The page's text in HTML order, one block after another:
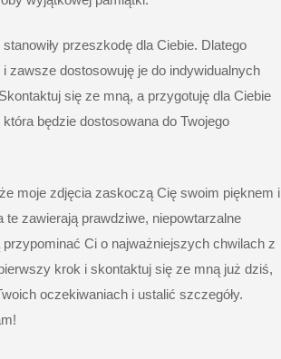
przeszkodę dla Ciebie. Dlatego
zawsze dostosowuję je do indywidualnych
się ze mną, a przygotuję dla Ciebie
będzie dostosowana do Twojego
moje zdjęcia zaskoczą Cię swoim pięknem i
te zawierają prawdziwe, niepowtarzalne
Ci o najważniejszych chwilach z
krok i skontaktuj się ze mną już dziś,
oczekiwaniach i ustalić szczegóły.